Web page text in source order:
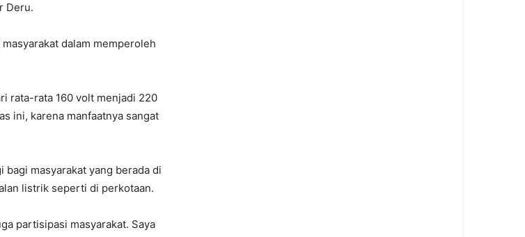
Deru.
dalam memperoleh
rata-rata 160 volt menjadi 220
ini, karena manfaatnya sangat
bagi masyarakat yang berada di
listrik seperti di perkotaan.
partisipasi masyarakat. Saya